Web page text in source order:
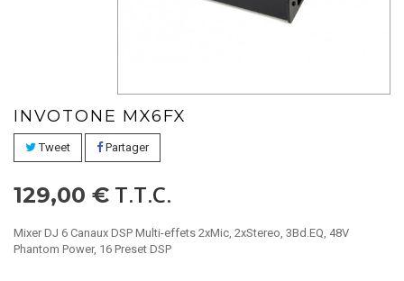
INVOTONE MX6FX
Tweet Partager
129,00 € T.T.C.
Mixer DJ 6 Canaux DSP Multi-effets 2xMic, 2xStereo, 3Bd.EQ, 48V
Phantom Power, 16 Preset DSP